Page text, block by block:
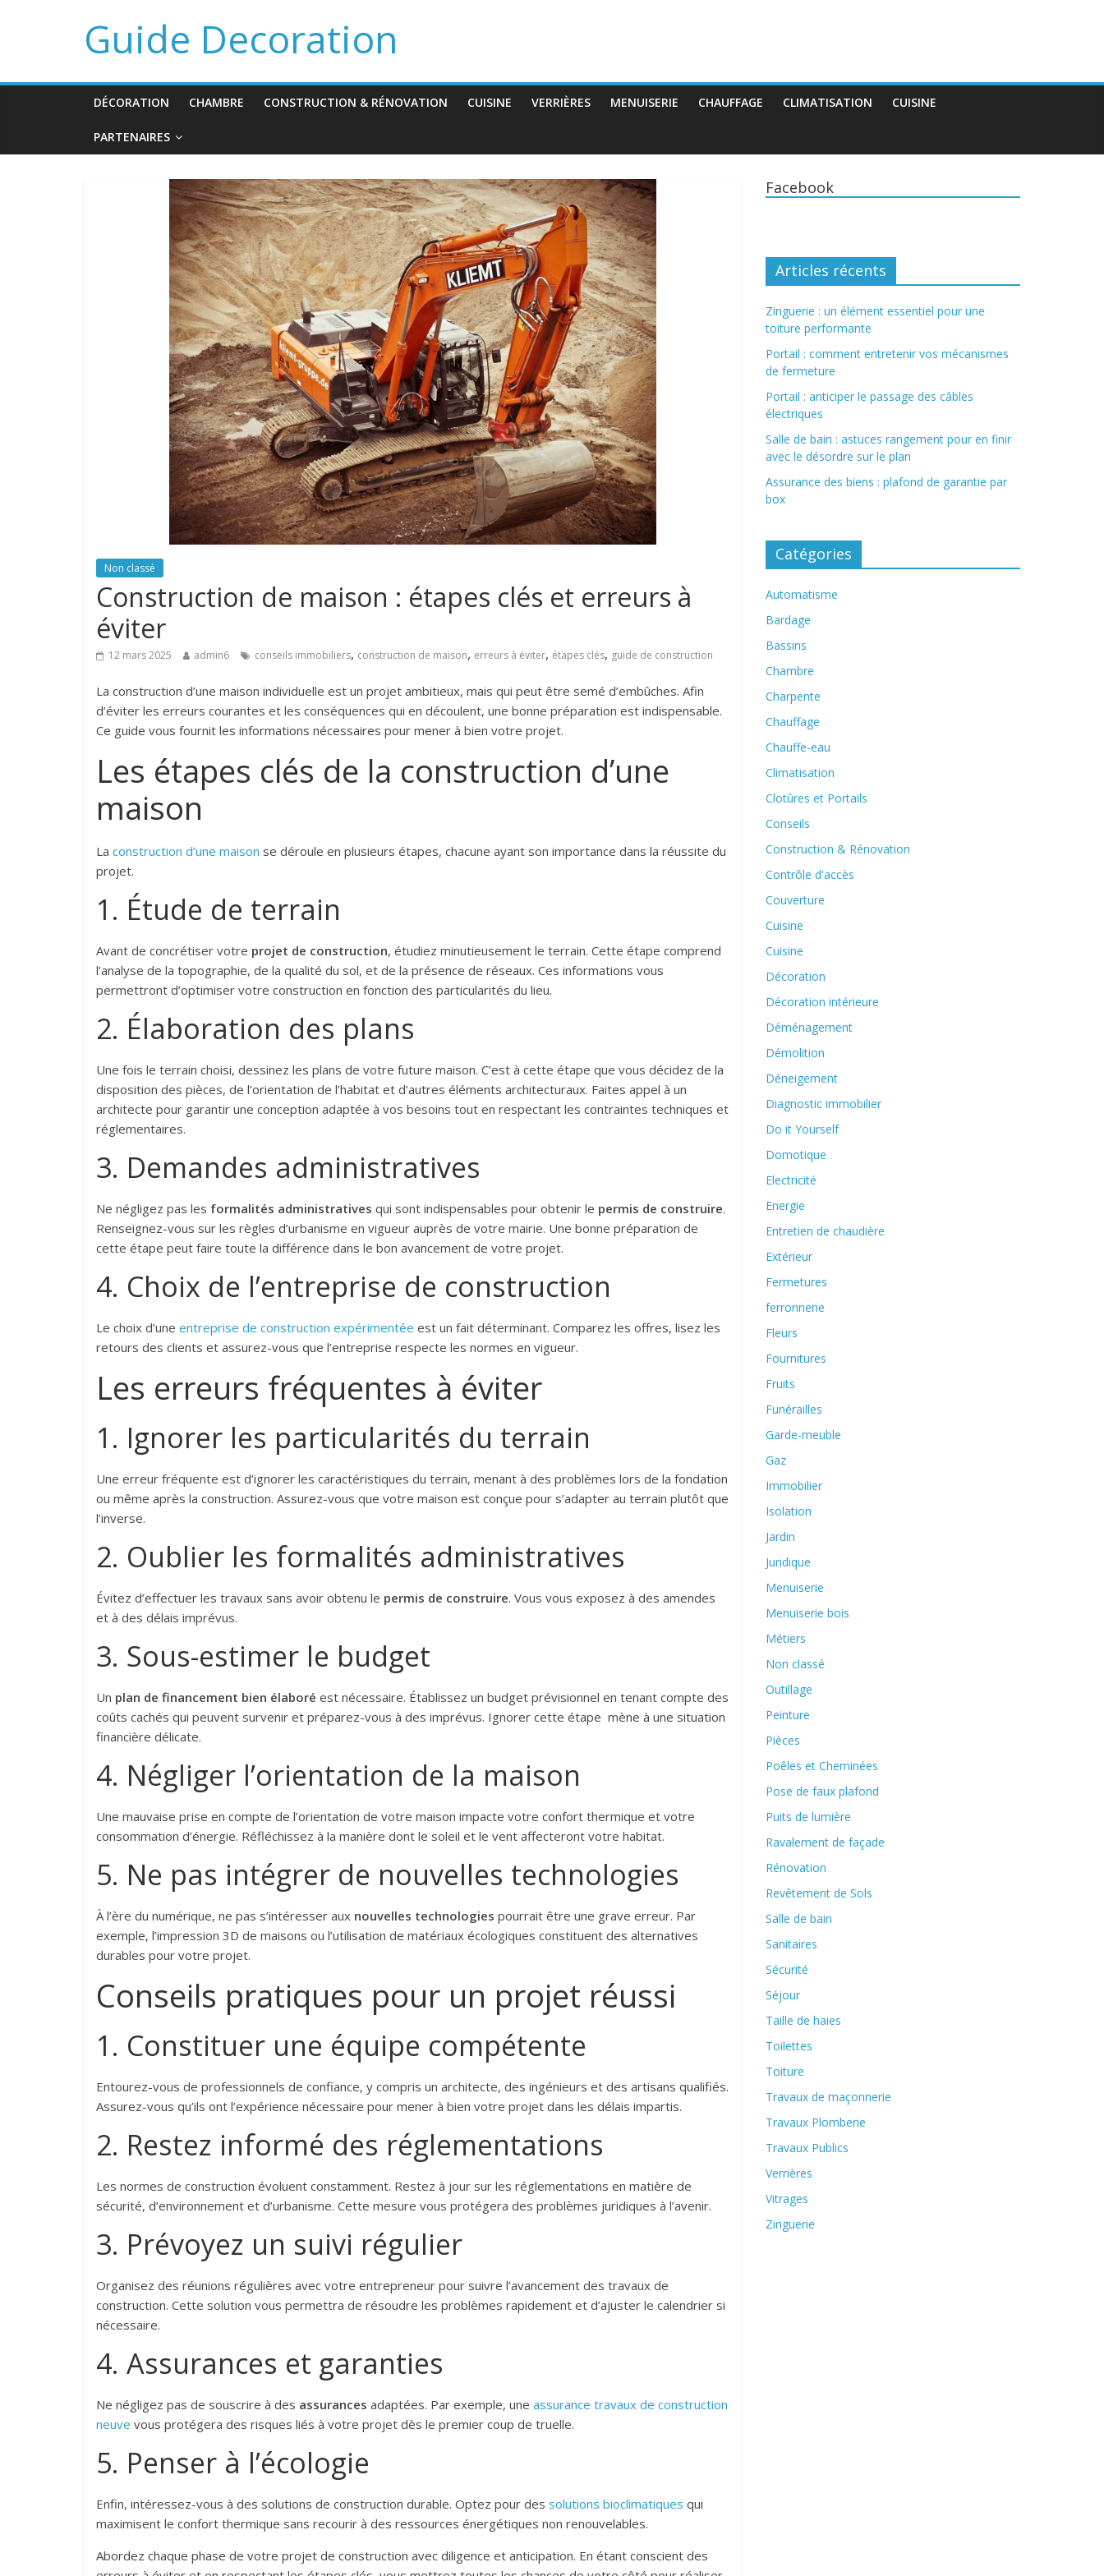
Guide Decoration
DÉCORATION CHAMBRE CONSTRUCTION & RÉNOVATION CUISINE VERRIÈRES MENUISERIE CHAUFFAGE CLIMATISATION CUISINE
PARTENAIRES
Non classé
Construction de maison : étapes clés et erreurs à
éviter
12 mars 2025 admin6 conseils immobiliers, construction de maison, erreurs à éviter, étapes clés, guide de construction
La construction d’une maison individuelle est un projet ambitieux, mais qui peut être semé d’embûches. Afin
d’éviter les erreurs courantes et les conséquences qui en découlent, une bonne préparation est indispensable.
Ce guide vous fournit les informations nécessaires pour mener à bien votre projet.
Les étapes clés de la construction d’une
maison
La construction d’une maison se déroule en plusieurs étapes, chacune ayant son importance dans la réussite du
projet.
1. Étude de terrain
Avant de concrétiser votre projet de construction, étudiez minutieusement le terrain. Cette étape comprend
l’analyse de la topographie, de la qualité du sol, et de la présence de réseaux. Ces informations vous
permettront d’optimiser votre construction en fonction des particularités du lieu.
2. Élaboration des plans
Une fois le terrain choisi, dessinez les plans de votre future maison. C’est à cette étape que vous décidez de la
disposition des pièces, de l’orientation de l’habitat et d’autres éléments architecturaux. Faites appel à un
architecte pour garantir une conception adaptée à vos besoins tout en respectant les contraintes techniques et
réglementaires.
3. Demandes administratives
Ne négligez pas les formalités administratives qui sont indispensables pour obtenir le permis de construire.
Renseignez-vous sur les règles d’urbanisme en vigueur auprès de votre mairie. Une bonne préparation de
cette étape peut faire toute la différence dans le bon avancement de votre projet.
4. Choix de l’entreprise de construction
Le choix d’une entreprise de construction expérimentée est un fait déterminant. Comparez les offres, lisez les
retours des clients et assurez-vous que l’entreprise respecte les normes en vigueur.
Les erreurs fréquentes à éviter
1. Ignorer les particularités du terrain
Une erreur fréquente est d’ignorer les caractéristiques du terrain, menant à des problèmes lors de la fondation
ou même après la construction. Assurez-vous que votre maison est conçue pour s’adapter au terrain plutôt que
l’inverse.
2. Oublier les formalités administratives
Évitez d’effectuer les travaux sans avoir obtenu le permis de construire. Vous vous exposez à des amendes
et à des délais imprévus.
3. Sous-estimer le budget
Un plan de financement bien élaboré est nécessaire. Établissez un budget prévisionnel en tenant compte des
coûts cachés qui peuvent survenir et préparez-vous à des imprévus. Ignorer cette étape mène à une situation
financière délicate.
4. Négliger l’orientation de la maison
Une mauvaise prise en compte de l’orientation de votre maison impacte votre confort thermique et votre
consommation d’énergie. Réfléchissez à la manière dont le soleil et le vent affecteront votre habitat.
5. Ne pas intégrer de nouvelles technologies
À l’ère du numérique, ne pas s’intéresser aux nouvelles technologies pourrait être une grave erreur. Par
exemple, l’impression 3D de maisons ou l’utilisation de matériaux écologiques constituent des alternatives
durables pour votre projet.
Conseils pratiques pour un projet réussi
1. Constituer une équipe compétente
Entourez-vous de professionnels de confiance, y compris un architecte, des ingénieurs et des artisans qualifiés.
Assurez-vous qu’ils ont l’expérience nécessaire pour mener à bien votre projet dans les délais impartis.
2. Restez informé des réglementations
Les normes de construction évoluent constamment. Restez à jour sur les réglementations en matière de
sécurité, d’environnement et d’urbanisme. Cette mesure vous protégera des problèmes juridiques à l’avenir.
3. Prévoyez un suivi régulier
Organisez des réunions régulières avec votre entrepreneur pour suivre l’avancement des travaux de
construction. Cette solution vous permettra de résoudre les problèmes rapidement et d’ajuster le calendrier si
nécessaire.
4. Assurances et garanties
Ne négligez pas de souscrire à des assurances adaptées. Par exemple, une assurance travaux de construction
neuve vous protégera des risques liés à votre projet dès le premier coup de truelle.
5. Penser à l’écologie
Enfin, intéressez-vous à des solutions de construction durable. Optez pour des solutions bioclimatiques qui
maximisent le confort thermique sans recourir à des ressources énergétiques non renouvelables.
Abordez chaque phase de votre projet de construction avec diligence et anticipation. En étant conscient des
Facebook
Articles récents
Zinguerie : un élément essentiel pour une
toiture performante
Portail : comment entretenir vos mécanismes
de fermeture
Portail : anticiper le passage des câbles
électriques
Salle de bain : astuces rangement pour en finir
avec le désordre sur le plan
Assurance des biens : plafond de garantie par
box
Catégories
Automatisme
Bardage
Bassins
Chambre
Charpente
Chauffage
Chauffe-eau
Climatisation
Clotûres et Portails
Conseils
Construction & Rénovation
Contrôle d'accès
Couverture
Cuisine
Cuisine
Décoration
Décoration intérieure
Déménagement
Démolition
Déneigement
Diagnostic immobilier
Do it Yourself
Domotique
Electricité
Energie
Entretien de chaudière
Extérieur
Fermetures
ferronnerie
Fleurs
Fournitures
Fruits
Funérailles
Garde-meuble
Gaz
Immobilier
Isolation
Jardin
Juridique
Menuiserie
Menuiserie bois
Métiers
Non classé
Outillage
Peinture
Pièces
Poêles et Cheminées
Pose de faux plafond
Puits de lumière
Ravalement de façade
Rénovation
Revêtement de Sols
Salle de bain
Sanitaires
Sécurité
Séjour
Taille de haies
Toilettes
Toiture
Travaux de maçonnerie
Travaux Plomberie
Travaux Publics
Verrières
Vitrages
Zinguerie